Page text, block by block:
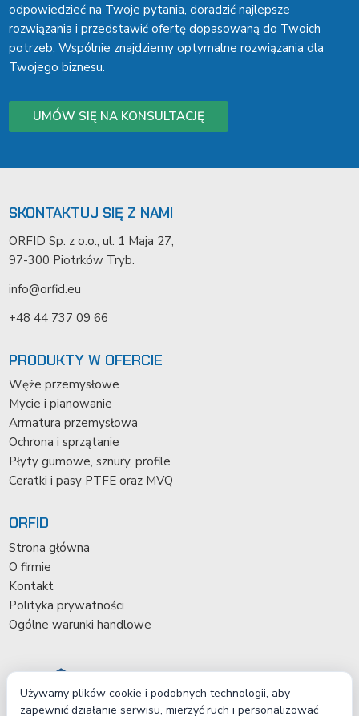
odpowiedzieć na Twoje pytania, doradzić najlepsze
rozwiązania i przedstawić ofertę dopasowaną do Twoich
potrzeb. Wspólnie znajdziemy optymalne rozwiązania dla
Twojego biznesu.
UMÓW SIĘ NA KONSULTACJĘ
SKONTAKTUJ SIĘ Z NAMI
ORFID Sp. z o.o., ul. 1 Maja 27,
97-300 Piotrków Tryb.
info@orfid.eu
+48 44 737 09 66
PRODUKTY W OFERCIE
Węże przemysłowe
Mycie i pianowanie
Armatura przemysłowa
Ochrona i sprzątanie
Płyty gumowe, sznury, profile
Ceratki i pasy PTFE oraz MVQ
ORFID
Strona główna
O firmie
Kontakt
Polityka prywatności
Ogólne warunki handlowe
Używamy plików cookie i podobnych technologii, aby
zapewnić działanie serwisu, mierzyć ruch i personalizować